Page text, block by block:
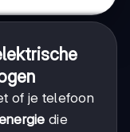
of je telefoon
die